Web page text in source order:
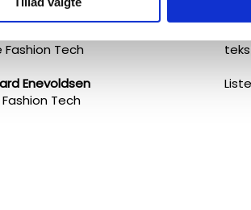
Fashion Tech
Enevoldsen
Tech